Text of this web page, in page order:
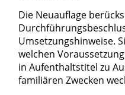
Die Neuauflage
Umsetzungshinweise.
welchen
in Aufenthaltstitel zu
familiären Zwecken